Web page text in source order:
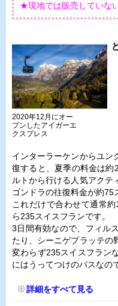
★現地では販売していな
2020年12月にオー
プンしたアイガーエ
クスプレス
インターラーケンからユン
復すると、夏季の料金は約
ルトから行ける人気アクテ
ゴンドラの往復料金が約75
これだけで合わせて通常
ら235スイスフランです。
3日間有効なので、フィル
たり、シーニゲプラッテの
変わらず235スイスフラン
にはうってつけのパスなの
詳細をすべて見る